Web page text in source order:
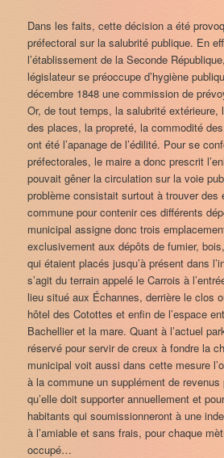
Dans les faits, cette décision a été
préfectoral sur la salubrité publique. En
l’établissement de la Seconde
législateur se préoccupe d’hygiène
décembre 1848 une commission de
Or, de tout temps, la salubrité extérieure,
des places, la propreté, la commodité
ont été l’apanage de l’édilité. Pour se
préfectorales, le maire a donc prescrit
pouvait gêner la circulation sur la voie
problème consistait surtout à trouver des
commune pour contenir ces différents
municipal assigne donc trois
exclusivement aux dépôts de fumier,
qui étaient placés jusqu’à présent dans
s’agit du terrain appelé le Carrois à
lieu situé aux Échannes, derrière le clos
hôtel des Cotottes et enfin de l’espace
Bachellier et la mare. Quant à l’actuel
réservé pour servir de creux à fondre la
municipal voit aussi dans cette mesure
à la commune un supplément de revenus
qu’elle doit supporter annuellement et
habitants qui soumissionneront à une
à l’amiable et sans frais, pour chaque
occupé…